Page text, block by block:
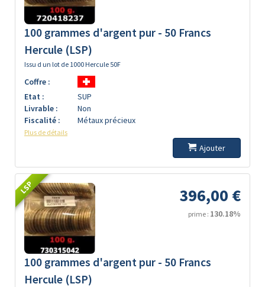
100 grammes d'argent pur - 50 Francs
Hercule (LSP)
Issu d un lot de 1000 Hercule 50F
Coffre :
Etat :
SUP
Livrable :
Non
Fiscalité :
Métaux précieux
Plus de détails
Ajouter
LSP 396,00 €
prime : 130.18%
100 grammes d'argent pur - 50 Francs
Hercule (LSP)